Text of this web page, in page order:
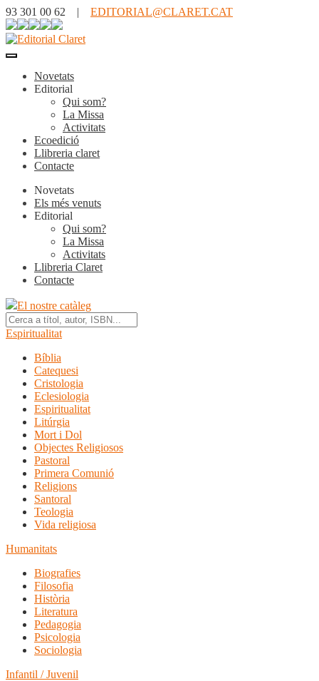
93 301 00 62 | EDITORIAL@CLARET.CAT
Novetats
Editorial
Qui som?
La Missa
Activitats
Ecoedició
Llibreria claret
Contacte
Novetats
Els més venuts
Editorial
Qui som?
La Missa
Activitats
Llibreria Claret
Contacte
El nostre catàleg
Espiritualitat
Bíblia
Catequesi
Cristologia
Eclesiologia
Espiritualitat
Litúrgia
Mort i Dol
Objectes Religiosos
Pastoral
Primera Comunió
Religions
Santoral
Teologia
Vida religiosa
Humanitats
Biografies
Filosofia
Història
Literatura
Pedagogia
Psicologia
Sociologia
Infantil / Juvenil